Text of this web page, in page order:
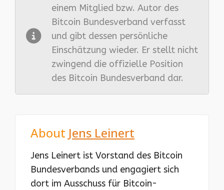
einem Mitglied bzw. Autor des
Bitcoin Bundesverband verfasst
und gibt dessen persönliche
Einschätzung wieder. Er stellt nicht
zwingend die offizielle Position
des Bitcoin Bundesverband dar.
About Jens Leinert
Jens Leinert ist Vorstand des Bitcoin
Bundesverbands und engagiert sich
dort im Ausschuss für Bitcoin-